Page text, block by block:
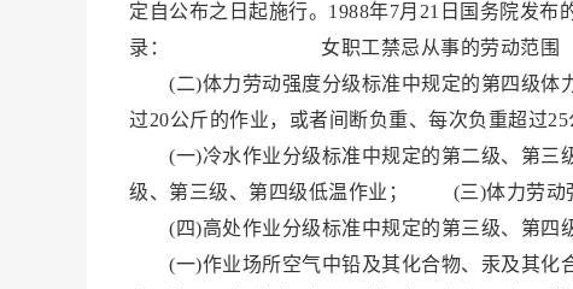
定自公布之日起施行。1988年7月21日国务院
录： 女职工禁忌从事的劳动范围 一、
(二)体力劳动强度分级标准中规定的第四级
过20公斤的作业，或者间断负重、每次负重超
(一)冷水作业分级标准中规定的第二级、第
级、第三级、第四级低温作业； (三)体力劳动强
(四)高处作业分级标准中规定的第三级、第四
(一)作业场所空气中铅及其化合物、汞及其化